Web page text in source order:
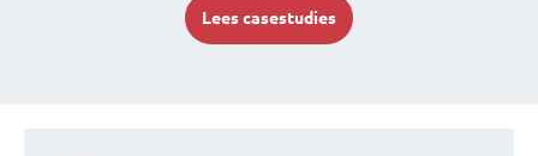
Lees casestudies